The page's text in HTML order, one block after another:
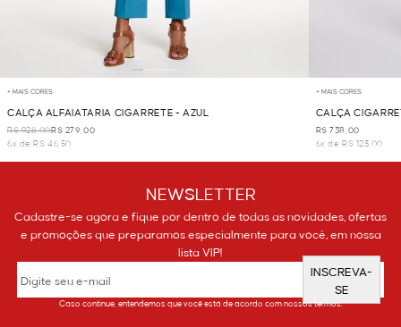
+ MAIS CORES
CALÇA ALFAIATARIA CIGARRETE - AZUL
R$ 928,00R$ 279,00
6x de R$ 46,50
+ MAIS CORES
CALÇA
R$ 738,00
6x de R$ 123,00
NEWSLETTER
Cadastre-se agora e fique por dentro de todas as novidades, ofertas
e promoções que preparamos especialmente para você, em nossa
lista VIP!
INSCREVA-
SE
Caso continue, entendemos que você está de acordo com nossos termos.